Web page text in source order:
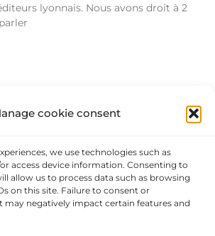
cookie consent
we use technologies such as
access device information. Consenting to
allow us to process data such as browsing
on this site. Failure to consent or
negatively impact certain features and
lyonnais. Nous avons droit à 2